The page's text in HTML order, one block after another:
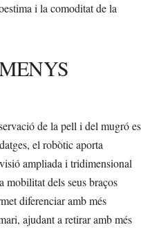
i la comoditat de la
de la pell i del mugró es
el robòtic aporta
ampliada i tridimensional
mobilitat dels seus braços
diferenciar amb més
ajudant a retirar amb més